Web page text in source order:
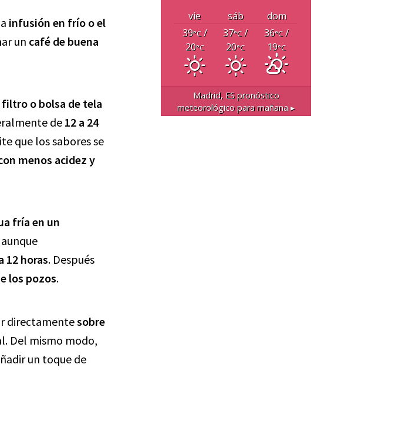
infusión en frío o el
un café de buena
o bolsa de tela
de 12 a 24
que los sabores se
menos acidez y
fría en un
12 horas. Después
los pozos.
directamentesobre
Del mismo modo,
un toque de
vie sáb
dom
39°C/
20°C
37°C/
20°C
36°C/
19°C
Madrid, ESpronóstico
meteorológico para mañana ▸